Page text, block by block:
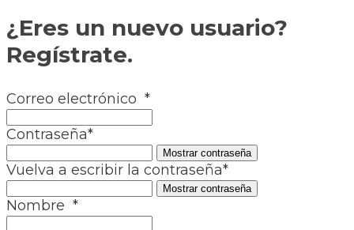
¿Eres un nuevo usuario?
Regístrate.
Correo electrónico *
Contraseña*
Mostrar contraseña
Vuelva a escribir la contraseña*
Mostrar contraseña
Nombre *